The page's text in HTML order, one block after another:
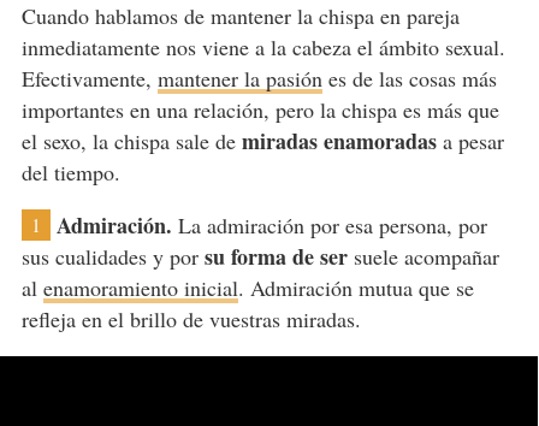
Cuando hablamos de mantener la chispa en pareja
inmediatamente nos viene a la cabeza el ámbito sexual.
Efectivamente, mantener la pasiónes de las cosas más
importantes en una relación, pero la chispa es más que
el sexo, la chispa sale de miradas enamoradasa pesar
del tiempo.
1 Admiración. La admiración por esa persona, por
sus cualidades y por su forma de sersuele acompañar
al enamoramiento inicial. Admiración mutua que se
refleja en el brillo de vuestras miradas.